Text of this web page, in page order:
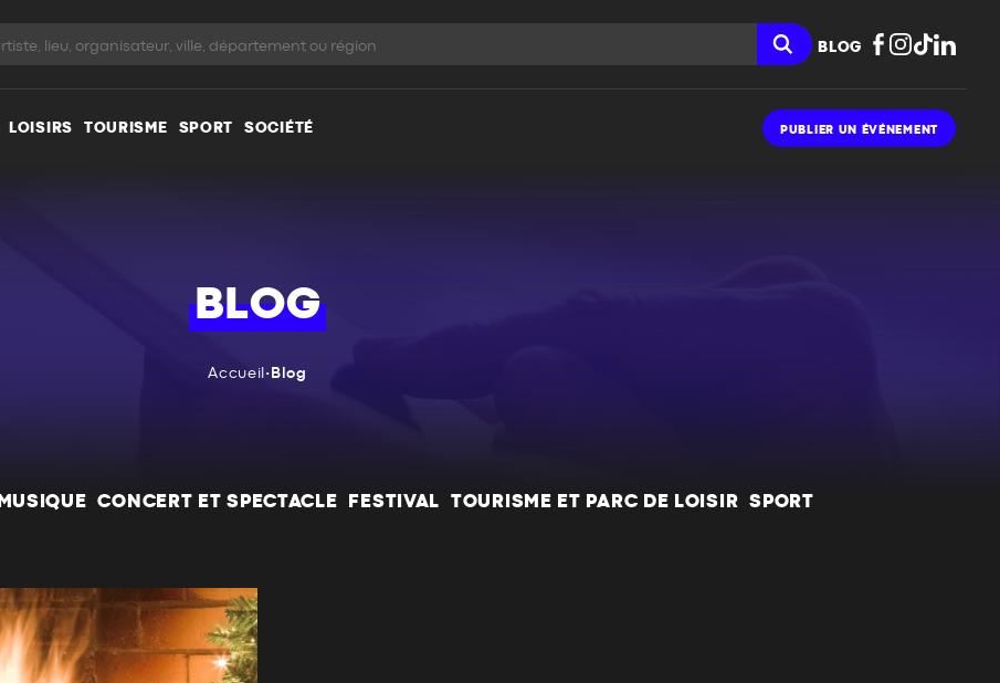
BLOG
LOISIRS TOURISME SPORT SOCIÉTÉ PUBLIER UN ÉVÉNEMENT
BLOG
Accueil • Blog
MUSIQUE CONCERT ET SPECTACLE FESTIVAL TOURISME ET PARC DE LOISIR SPORT